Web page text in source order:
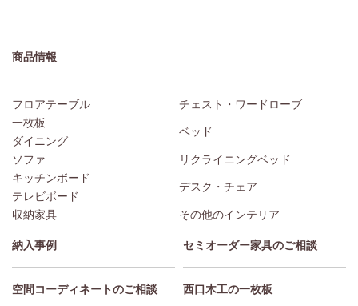
商品情報
フロアテーブル
一枚板
ダイニング
ソファ
キッチンボード
テレビボード
収納家具
チェスト・ワードローブ
ベッド
リクライニングベッド
デスク・チェア
その他のインテリア
納入事例 セミオーダー家具のご相談
空間コーディネートのご相談 西口木工の一枚板